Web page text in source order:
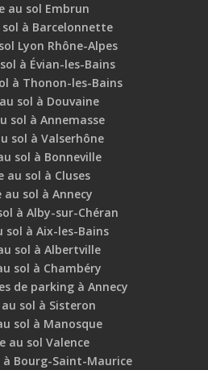
au sol Embrun
à Barcelonnette
Lyon Rhône-Alpes
à Évian-les-Bains
à Thonon-les-Bains
sol à Douvaine
sol à Annemasse
sol à Valserhône
sol à Bonneville
au sol à Cluses
sol à Annecy
à Alby-sur-Chéran
sol à Aix-les-Bains
sol à Albertville
sol à Chambéry
de parking à Annecy
sol à Sisteron
sol à Manosque
au sol Valence
Bourg-Saint-Maurice